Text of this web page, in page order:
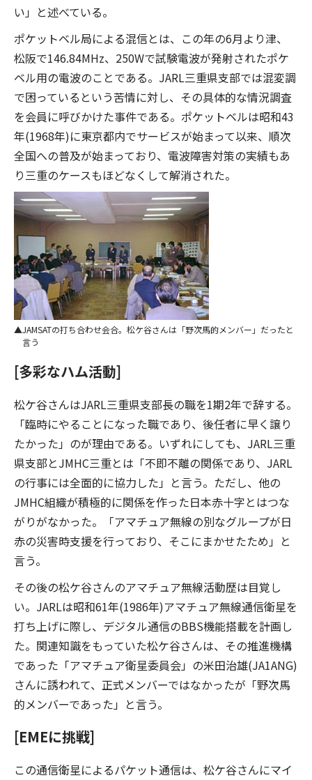
い」と述べている。
ポケットベル局による混信とは、この年の6月より津、
松阪で146.84MHz、250Wで試験電波が発射されたポケ
ベル用の電波のことである。JARL三重県支部では混変調
で困っているという苦情に対し、その具体的な情況調査
を会員に呼びかけた事件である。ポケットベルは昭和43
年(1968年)に東京都内でサービスが始まって以来、順次
全国への普及が始まっており、電波障害対策の実績もあ
り三重のケースもほどなくして解消された。
JAMSATの打ち合わせ会合。松ケ谷さんは「野次馬的メンバー」だったと
言う
[多彩なハム活動]
松ケ谷さんはJARL三重県支部長の職を1期2年で辞する。
「臨時にやることになった職であり、後任者に早く譲り
たかった」のが理由である。いずれにしても、JARL三重
県支部とJMHC三重とは「不即不離の関係であり、JARL
の行事には全面的に協力した」と言う。ただし、他の
JMHC組織が積極的に関係を作った日本赤十字とはつな
がりがなかった。「アマチュア無線の別なグループが日
赤の災害時支援を行っており、そこにまかせたため」と
言う。
その後の松ケ谷さんのアマチュア無線活動歴は目覚し
い。JARLは昭和61年(1986年)アマチュア無線通信衛星を
打ち上げに際し、デジタル通信のBBS機能搭載を計画し
た。関連知識をもっていた松ケ谷さんは、その推進機構
であった「アマチュア衛星委員会」の米田治雄(JA1ANG)
さんに誘われて、正式メンバーではなかったが「野次馬
的メンバーであった」と言う。
[EMEに挑戦]
この通信衛星によるパケット通信は、松ケ谷さんにマイ